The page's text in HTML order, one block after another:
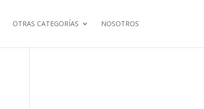
OTRAS CATEGORÍAS NOSOTROS